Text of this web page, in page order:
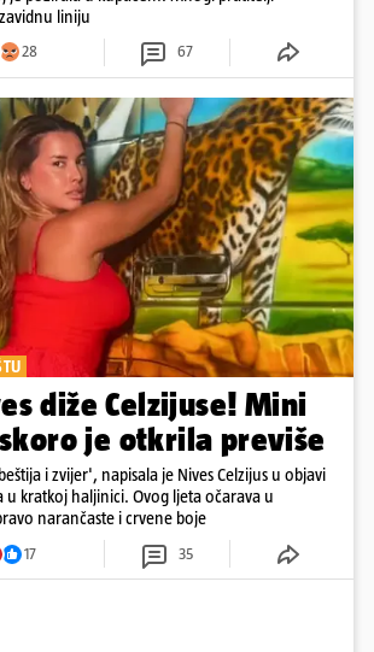
liniju
28 67
diže Celzijuse! Mini
je otkrila previše
i zvijer', napisala je Nives Celzijus u objavi
u kratkoj haljinici. Ovog ljeta očarava u
narančaste i crvene boje
17 35